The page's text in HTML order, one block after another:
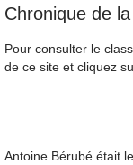
Chronique de
Pour consulter le
de ce site et cliquez
Antoine Bérubé était